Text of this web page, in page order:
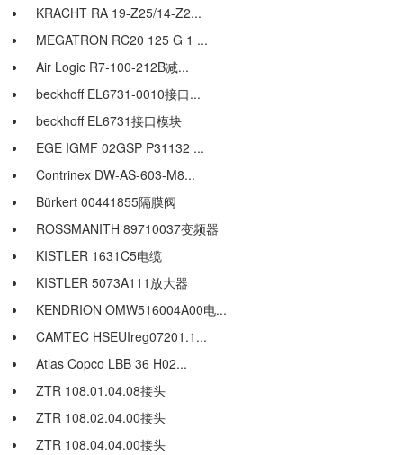
KRACHT RA 19-Z25/14-Z2...
MEGATRON RC20 125 G 1 ...
Air Logic R7-100-212B减...
beckhoff EL6731-0010接口...
beckhoff EL6731接口模块
EGE IGMF 02GSP P31132 ...
Contrinex DW-AS-603-M8...
Bürkert 00441855隔膜阀
ROSSMANITH 89710037变频器
KISTLER 1631C5电缆
KISTLER 5073A111放大器
KENDRION OMW516004A00电...
CAMTEC HSEUIreg07201.1...
Atlas Copco LBB 36 H02...
ZTR 108.01.04.08接头
ZTR 108.02.04.00接头
ZTR 108.04.04.00接头